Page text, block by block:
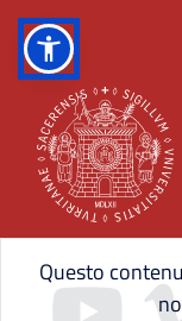
Home page
Questo